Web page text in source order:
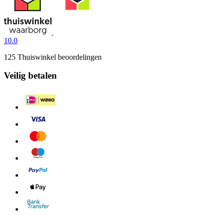
10.0
125 Thuiswinkel beoordelingen
Veilig betalen